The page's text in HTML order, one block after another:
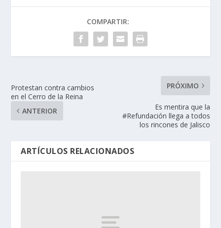
COMPARTIR:
Protestan contra cambios
en el Cerro de la Reina
ANTERIOR
PRÓXIMO
Es mentira que la
#Refundación llega a todos
los rincones de Jalisco
ARTÍCULOS RELACIONADOS